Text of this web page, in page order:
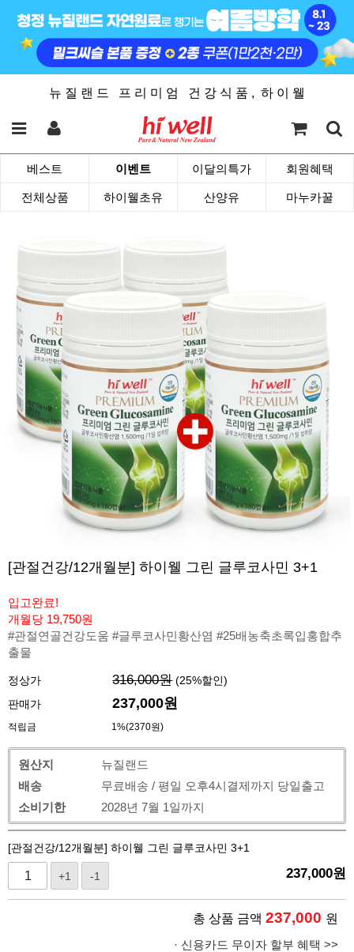
뉴 질 랜 드 프 리 미 엄 건 강 식 품 , 하 이 웰
베스트 이벤트 이달의특가 회원혜택
전체상품 하이웰초유 산양유 마누카꿀
[관절건강/12개월분] 하이웰 그린 글루코사민 3+1
입고완료!
개월당 19,750원
#관절연골건강도움 #글루코사민황산염 #25배농축초록입홍합추
출물
정상가 316,000원 (25%할인)
판매가
237,000원
적립금 1%(2370원)
원산지
뉴질랜드
배송
무료배송 / 평일 오후4시결제까지 당일출고
소비기한
2028년 7월 1일까지
[관절건강/12개월분] 하이웰 그린 글루코사민 3+1
+1 -1 237,000원
총 상품 금액 237,000 원
· 신용카드 무이자 할부 혜택 >>